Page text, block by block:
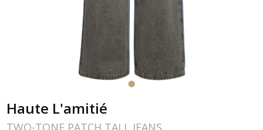
Haute L'amitié